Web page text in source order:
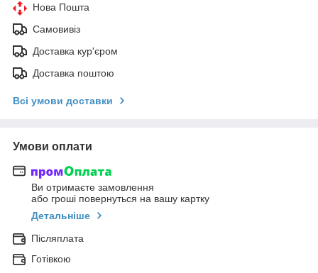
Нова Пошта
Самовивіз
Доставка кур'єром
Доставка поштою
Всі умови доставки
Умови оплати
Ви отримаєте замовлення
або гроші повернуться на вашу картку
Детальніше
Післяплата
Готівкою